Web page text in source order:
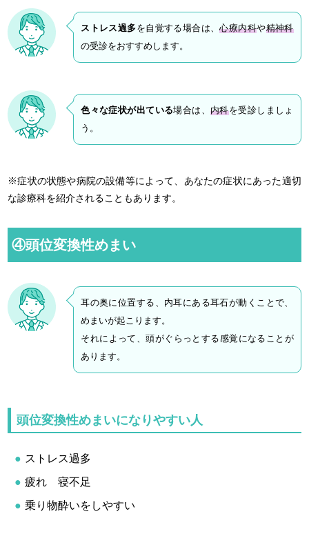
ストレス過多を自覚する場合は、心療内科や精神科
の受診をおすすめします。
色々な症状が出ている場合は、内科を受診しましょ
う。
※症状の状態や病院の設備等によって、あなたの症状にあった適切
な診療科を紹介されることもあります。
④頭位変換性めまい
耳の奥に位置する、内耳にある耳石が動くことで、
めまいが起こります。
それによって、頭がぐらっとする感覚になることが
あります。
頭位変換性めまいになりやすい人
ストレス過多
疲れ 寝不足
乗り物酔いをしやすい